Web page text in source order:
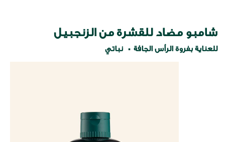
شامبو مضاد للقشرة من الزنجبيل
للعناية بفروة الرأس الجافة نباتي